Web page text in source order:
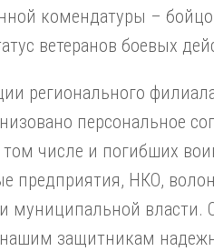
комендатуры –
ветеранов боевых
регионального
персональное
числе и погибших
предприятия, НКО,
муниципальной
нашим защитникам